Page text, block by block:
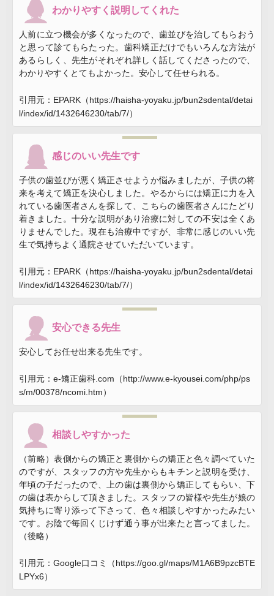
わかりやすく説明してくれた
人前に立つ機会が多くなったので、歯並びを治してもらおう
と思って診てもらたった。歯科矯正だけでもいろんな方法が
あるらしく、先生がそれぞれ詳しく話してくださったので、
わかりやすくとてもよかった。安心して任せられる。
引用元：EPARK（https://haisha-yoyaku.jp/bun2sdental/detai
l/index/id/1432646230/tab/7/）
感じのいい先生です
子供の歯並びが悪く矯正させようか悩みましたが、子供の将
来を考えて矯正を決心しました。やるからには矯正に力を入
れている歯医者さんを探して、こちらの歯医者さんにたどり
着きました。十分な説明があり治療に対しての不安は全くあ
りませんでした。現在も治療中ですが、非常に感じのいい先
生で気持ちよく通院させていただいています。
引用元：EPARK（https://haisha-yoyaku.jp/bun2sdental/detai
l/index/id/1432646230/tab/7/）
安心できる先生
安心してお任せ出来る先生です。
引用元：e-矯正歯科.com（http://www.e-kyousei.com/php/ps
s/m/00378/ncomi.htm）
相談しやすかった
（前略）表側からの矯正と裏側からの矯正と色々調べていた
のですが、スタッフの方や先生からもキチンと説明を受け、
年頃の子だったので、上の歯は裏側から矯正してもらい、下
の歯は表からして頂きました。スタッフの皆様や先生が娘の
気持ちに寄り添って下さって、色々相談しやすかったみたい
です。お陰で毎回くじけず通う事が出来たと言ってました。
（後略）
引用元：Google口コミ（https://goo.gl/maps/M1A6B9pzcBTE
LPYx6）